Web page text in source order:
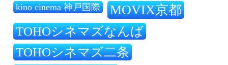
kino cinema 神戸国際 MOVIX京都
TOHOシネマズなんば
TOHOシネマズ二条